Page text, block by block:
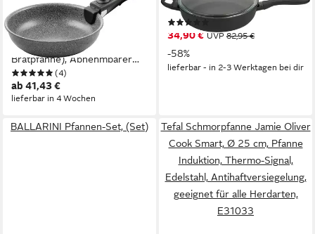
Pfannen-Set Bratpfanne
Torre, Aluminium (Set, 2-tlg.,
1 abnehmbarer Griff, 1
Bratpfanne), Abnehmbarer
Griff, Keramikbeschichtung,
Made in Italy, stapelbar
(4)
ab 41,43 €
lieferbar in 4 Wochen
Schmorpfanne, (Set)
34,90 € UVP 82,95 €
-58%
lieferbar - in 2-3 Werktagen bei dir
BALLARINI Pfannen-Set, (Set)
Tefal Schmorpfanne Jamie Oliver
Cook Smart, Ø 25 cm, Pfanne
Induktion, Thermo-Signal,
Edelstahl, Antihaftversiegelung,
geeignet für alle Herdarten,
E31033